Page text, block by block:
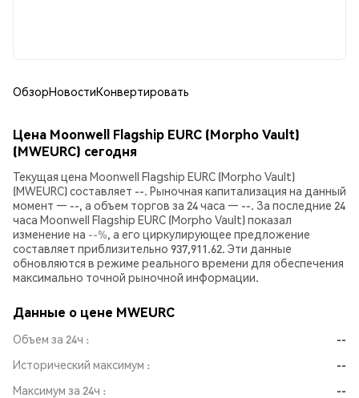
ОбзорНовостиКонвертировать
Цена Moonwell Flagship EURC (Morpho Vault)
(MWEURC) сегодня
Текущая цена Moonwell Flagship EURC (Morpho Vault)
(MWEURC) составляет --. Рыночная капитализация на данный
момент — --, а объем торгов за 24 часа — --. За последние 24
часа Moonwell Flagship EURC (Morpho Vault) показал
изменение на --%, а его циркулирующее предложение
составляет приблизительно 937,911.62. Эти данные
обновляются в режиме реального времени для обеспечения
максимально точной рыночной информации.
Данные о цене MWEURC
Объем за 24ч
--
Исторический максимум
--
Максимум за 24ч
--